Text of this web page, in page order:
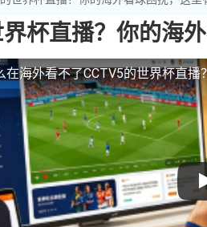
杯直播？你的海
在海外看不了CCTV5的世界杯直